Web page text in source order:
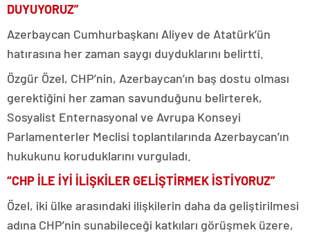
DUYUYORUZ”
Azerbaycan Cumhurbaşkanı Aliyev de Atatürk’ün
hatırasına her zaman saygı duyduklarını belirtti.
Özgür Özel, CHP’nin, Azerbaycan’ın baş dostu olması
gerektiğini her zaman savunduğunu belirterek,
Sosyalist Enternasyonal ve Avrupa Konseyi
Parlamenterler Meclisi toplantılarında Azerbaycan’ın
hukukunu koruduklarını vurguladı.
“CHP İLE İYİ İLİŞKİLER GELİŞTİRMEK İSTİYORUZ”
Özel, iki ülke arasındaki ilişkilerin daha da geliştirilmesi
adına CHP’nin sunabileceği katkıları görüşmek üzere,